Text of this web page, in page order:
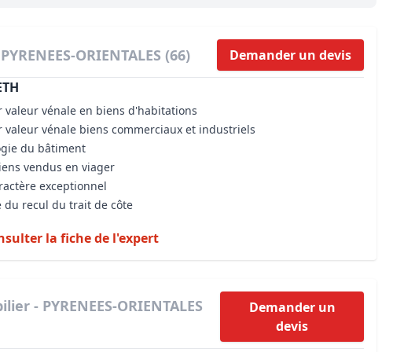
Plan Local d’Urbanisme (PLU)
de l'immobilier
Développer et organiser
Biens d’exception, belles
Expertise pré-achat
ORIENTALES (66) Demander un devis
valeur vénale en biens d'habitations
valeur vénale biens commerciaux et industriels
du bâtiment
vendus en viager
exceptionnel
du recul du trait de côte
la fiche de l'expert
- PYRENEES-ORIENTALES
Demander un
devis